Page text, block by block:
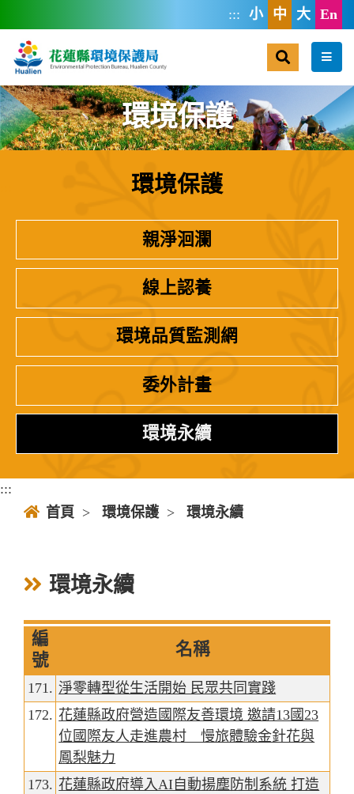
::: 小 中 大 En
選單
環境保護
環境保護
親淨洄瀾
線上認養
環境品質監測網
委外計畫
環境永續
:::
首頁 > 環境保護 > 環境永續
環境永續
編
號
名稱
171. 淨零轉型從生活開始 民眾共同實踐
172. 花蓮縣政府營造國際友善環境 邀請13國23
位國際友人走進農村 慢旅體驗金針花與
鳳梨魅力
173. 花蓮縣政府導入AI自動揚塵防制系統 打造